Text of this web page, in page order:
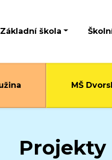
Základní škola
MŠ
Projekty